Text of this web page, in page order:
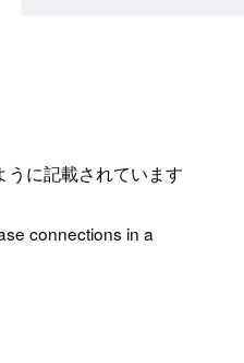
に記載されています
connections in a